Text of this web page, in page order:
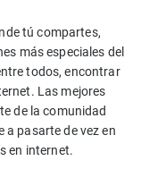
tú compartes,
más especiales del
todos, encontrar
Las mejores
de la comunidad
pasarte de vez en
en internet.